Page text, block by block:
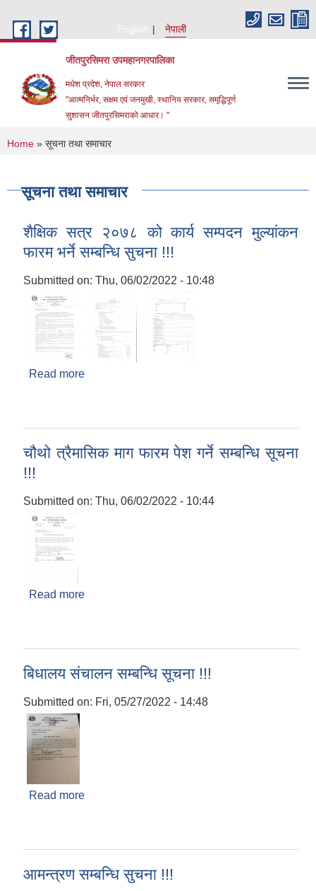
English
नेपाली
जीतपुरसिमरा उपमहानगरपालिका
मधेश प्रदेश, नेपाल सरकार
"आत्मनिर्भर, सक्षम एवं जनमुखी, स्थानिय सरकार, समृद्धिपूर्ण
सुशासन जीतपुरसिमराको आधार। "
You are here
Home » सूचना तथा समाचार
सूचना तथा समाचार
शैक्षिक सत्र २०७८ को कार्य सम्पदन मुल्यांकन
फारम भर्ने सम्बन्धि सुचना !!!
Submitted on: Thu, 06/02/2022 - 10:48
Read more
चौथो त्रैमासिक माग फारम पेश गर्ने सम्बन्धि सूचना
!!!
Submitted on: Thu, 06/02/2022 - 10:44
Read more
बिधालय संचालन सम्बन्धि सूचना !!!
Submitted on: Fri, 05/27/2022 - 14:48
Read more
आमन्त्रण सम्बन्धि सुचना !!!